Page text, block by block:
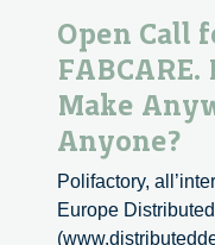
Open Call
Make
Anyone?
Polifactory,
Europe